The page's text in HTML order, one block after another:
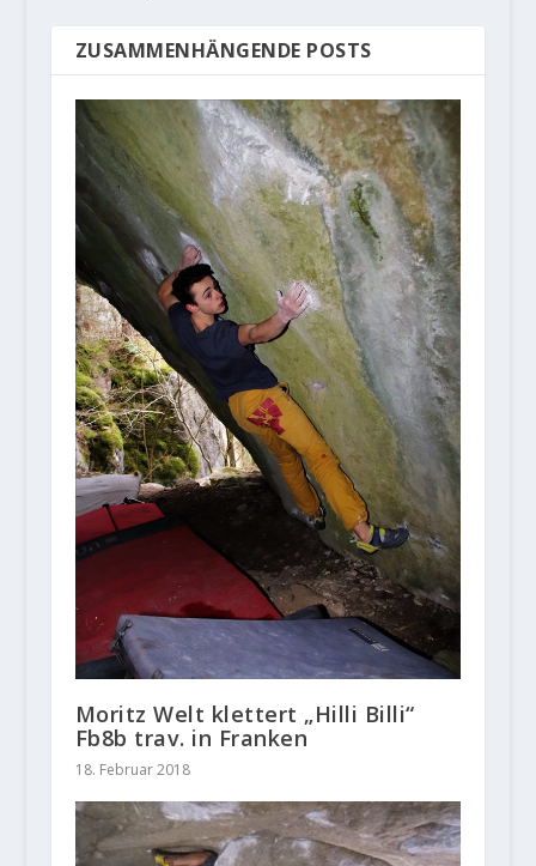
ZUSAMMENHÄNGENDE POSTS
Moritz Welt klettert „Hilli Billi“
Fb8b trav. in Franken
18. Februar 2018